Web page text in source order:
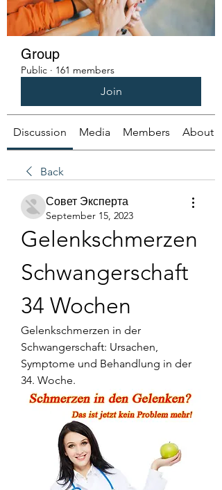
Group
Public · 161 members
Join
Discussion Media Members About
Back
Совет Эксперта
September 15, 2023
Gelenkschmerzen
Schwangerschaft
34 Wochen
Gelenkschmerzen in der
Schwangerschaft: Ursachen,
Symptome und Behandlung in der
34. Woche.